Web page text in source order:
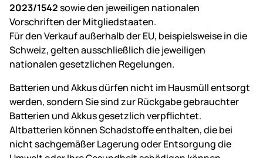
2023/1542sowie den jeweiligen nationalen
Vorschriften der Mitgliedstaaten.
Für den Verkauf außerhalb der EU, beispielsweise in die
Schweiz, gelten ausschließlich die jeweiligen
nationalen gesetzlichen Regelungen.
Batterien und Akkus dürfen nicht im Hausmüll entsorgt
werden, sondern Sie sind zur Rückgabe gebrauchter
Batterien und Akkus gesetzlich verpflichtet.
Altbatterien können Schadstoffe enthalten, die bei
nicht sachgemäßer Lagerung oder Entsorgung die